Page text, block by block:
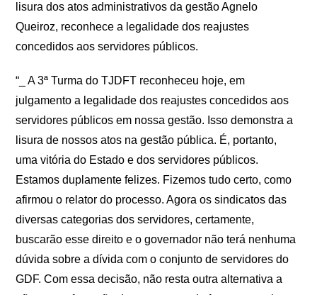
lisura dos atos administrativos da gestão Agnelo
Queiroz, reconhece a legalidade dos reajustes
concedidos aos servidores públicos.
“_ A 3ª Turma do TJDFT reconheceu hoje, em
julgamento a legalidade dos reajustes concedidos aos
servidores públicos em nossa gestão. Isso demonstra a
lisura de nossos atos na gestão pública. É, portanto,
uma vitória do Estado e dos servidores públicos.
Estamos duplamente felizes. Fizemos tudo certo, como
afirmou o relator do processo. Agora os sindicatos das
diversas categorias dos servidores, certamente,
buscarão esse direito e o governador não terá nenhuma
dúvida sobre a dívida com o conjunto de servidores do
GDF. Com essa decisão, não resta outra alternativa a